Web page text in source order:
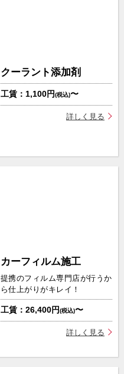
クーラント添加剤
工賃：1,100円(税込)〜
詳しく見る
カーフィルム施工
提携のフィルム専門店が行うか
ら仕上がりがキレイ！
工賃：26,400円(税込)〜
詳しく見る